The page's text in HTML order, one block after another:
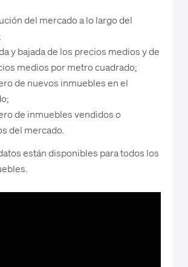
del mercado a lo largo del
y bajada de los precios medios y de
medios por metro cuadrado;
de nuevos inmuebles en el
de inmuebles vendidos o
del mercado.
están disponibles para todos los